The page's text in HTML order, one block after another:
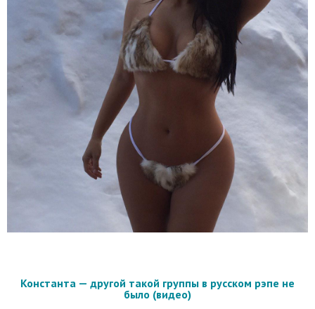
Константа — другой такой группы в русском рэпе не
было (видео)